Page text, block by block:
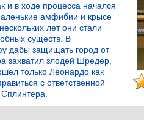
и в ходе процесса начался
амфибии и крысе
лет они стали
существ. В
дабы защищать город от
захватил злодей Шредер,
только Леонардо как
с ответственной